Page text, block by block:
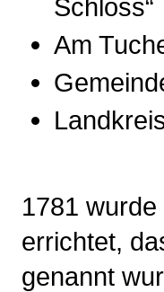
Schloss“
Am
1781
errichtet,
genannt